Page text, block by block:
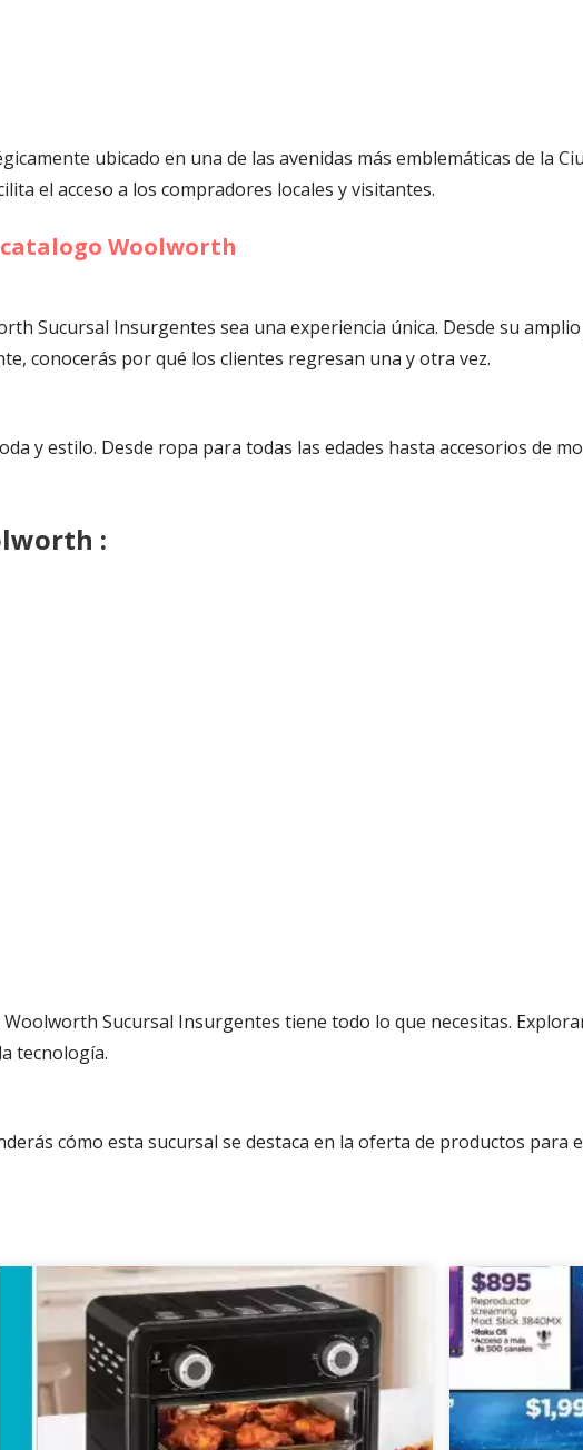
ubicado en una de las avenidas más emblemáticas de la
el acceso a los compradores locales y visitantes.
catalogo Woolworth
Sucursal Insurgentes sea una experiencia única. Desde su
conocerás por qué los clientes regresan una y otra vez.
y estilo. Desde ropa para todas las edades hasta accesorios de
:
Sucursal Insurgentes tiene todo lo que necesitas.
tecnología.
cómo esta sucursal se destaca en la oferta de productos para